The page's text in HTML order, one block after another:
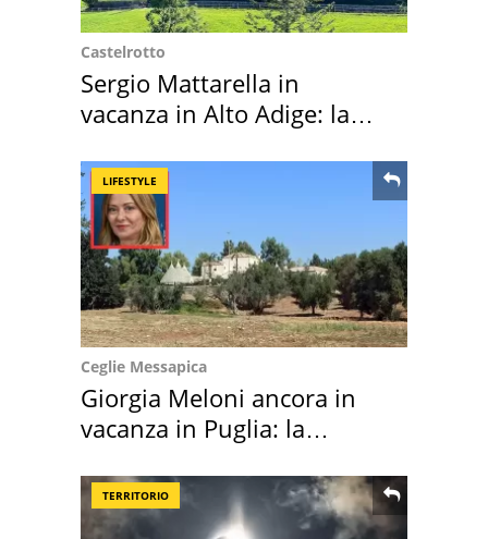
Castelrotto
Sergio Mattarella in
vacanza in Alto Adige: la
LIFESTYLE
Ceglie Messapica
Giorgia Meloni ancora in
vacanza in Puglia: la
TERRITORIO